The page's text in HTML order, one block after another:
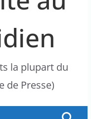
la plupart du
de Presse)